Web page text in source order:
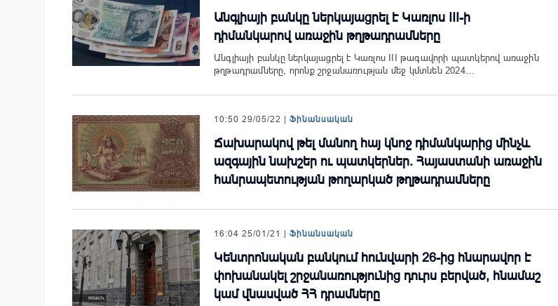
Անգլիայի բանկը ներկայացրել է Կառլոս III-ի
դիմանկարով առաջին թղթադրամները
Անգլիայի բանկը ներկայացրել է Կառլոս III թագավորի պատկերով առաջին
թղթադրամները, որոնք շրջանառության մեջ կմտնեն 2024…
10:50 29/05/22 | Ֆինանսական
Ճախարակով թել մանող հայ կնոջ դիմանկարից մինչև
ազգային նախշեր ու պատկերներ. Հայաստանի առաջին
հանրապետության թողարկած թղթադրամները
16:04 25/01/21 | Ֆինանսական
Կենտրոնական բանկում հունվարի 26-ից հնարավոր է
փոխանակել շրջանառությունից դուրս բերված, հնամաշ
կամ վնասված ՀՀ դրամները